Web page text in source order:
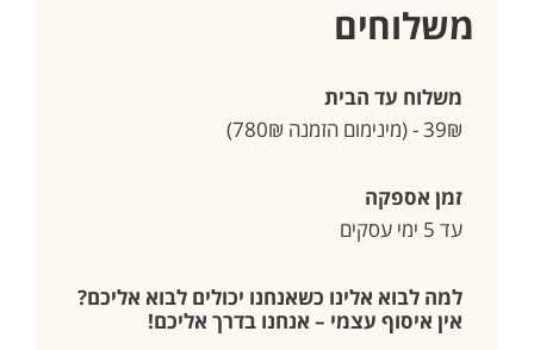
משלוחים
משלוח עד הבית
39₪ - (מינימום הזמנה 780₪)
זמן אספקה
עד 5 ימי עסקים
למה לבוא אלינו כשאנחנו יכולים לבוא אליכם?
אין איסוף עצמי – אנחנו בדרך אליכם!